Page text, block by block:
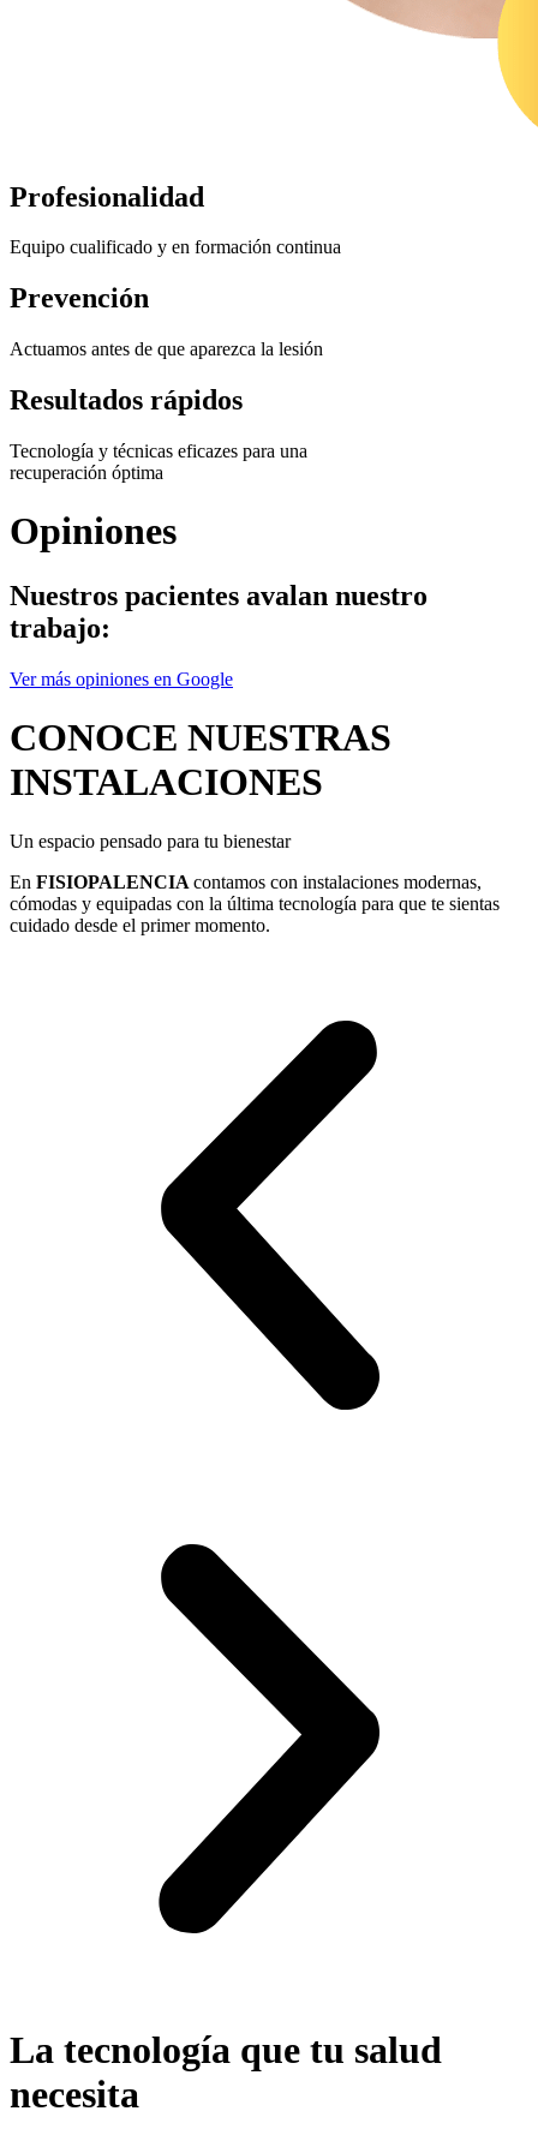
Profesionalidad
Equipo cualificado y en formación continua
Prevención
Actuamos antes de que aparezca la lesión
Resultados rápidos
Tecnología y técnicas eficazes para una
recuperación óptima
Opiniones
Nuestros pacientes avalan nuestro
trabajo:
Ver más opiniones en Google
CONOCE NUESTRAS
INSTALACIONES
Un espacio pensado para tu bienestar
En FISIOPALENCIA contamos con instalaciones modernas,
cómodas y equipadas con la última tecnología para que te sientas
cuidado desde el primer momento.
La tecnología que tu salud
necesita